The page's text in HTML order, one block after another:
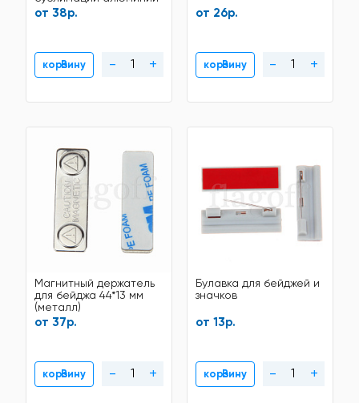
от 38р.
В корзину - +
от 26р.
В корзину - +
Магнитный держатель
для бейджа 44*13 мм
(металл)
от 37р.
В корзину - +
Булавка для бейджей и
значков
от 13р.
В корзину - +